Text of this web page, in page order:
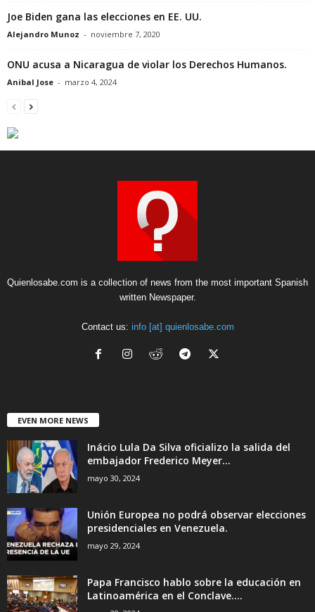
Joe Biden gana las elecciones en EE. UU.
Alejandro Munoz - noviembre 7, 2020
ONU acusa a Nicaragua de violar los Derechos Humanos.
Anibal Jose - marzo 4, 2024
Quienlosabe.com is a collection of news from the most important Spanish
written Newspaper.
Contact us: info [at] quienlosabe.com
EVEN MORE NEWS
Inácio Lula Da Silva oficializo la salida del
embajador Frederico Meyer...
mayo 30, 2024
Unión Europea no podrá observar elecciones
presidenciales en Venezuela.
mayo 29, 2024
Papa Francisco hablo sobre la educación en
Latinoamérica en el Conclave....